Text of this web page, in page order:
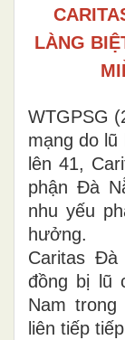
LÀNG
WTGPSG
mạng do lũ
lên 41,
phận Đà
nhu yếu
hưởng.
Caritas Đà
đồng bị lũ
Nam
liên tiếp